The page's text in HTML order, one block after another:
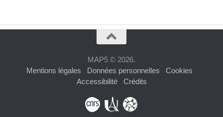
MAP5 © 2026.
Mentions légales
Données personnelles
Cookies
Accessibilité
Crédits